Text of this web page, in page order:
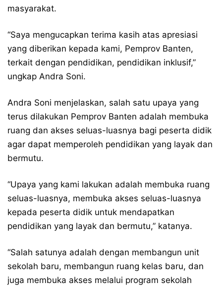
masyarakat.
“Saya mengucapkan terima kasih atas apresiasi
yang diberikan kepada kami, Pemprov Banten,
terkait dengan pendidikan, pendidikan inklusif,”
ungkap Andra Soni.
Andra Soni menjelaskan, salah satu upaya yang
terus dilakukan Pemprov Banten adalah membuka
ruang dan akses seluas-luasnya bagi peserta didik
agar dapat memperoleh pendidikan yang layak dan
bermutu.
“Upaya yang kami lakukan adalah membuka ruang
seluas-luasnya, membuka akses seluas-luasnya
kepada peserta didik untuk mendapatkan
pendidikan yang layak dan bermutu,” katanya.
“Salah satunya adalah dengan membangun unit
sekolah baru, membangun ruang kelas baru, dan
juga membuka akses melalui program sekolah